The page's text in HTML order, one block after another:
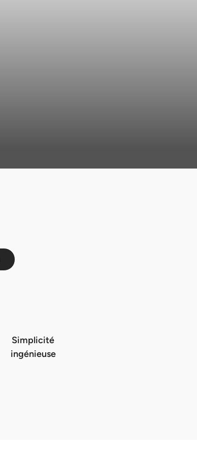
Simplicité
ingénieuse